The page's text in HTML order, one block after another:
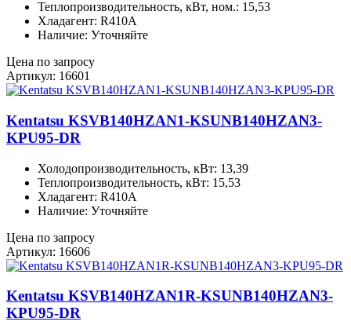
Теплопроизводительность, кВт, ном.: 15,53
Хладагент: R410A
Наличие: Уточняйте
Цена по запросу
Артикул: 16601
Kentatsu KSVB140HZAN1-KSUNB140HZAN3-
KPU95-DR
Холодопроизводительность, кВт: 13,39
Теплопроизводительность, кВт: 15,53
Хладагент: R410A
Наличие: Уточняйте
Цена по запросу
Артикул: 16606
Kentatsu KSVB140HZAN1R-KSUNB140HZAN3-
KPU95-DR